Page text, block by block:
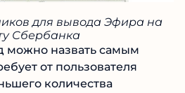
для вывода Эфира на
Сбербанка
можно назвать самым
от пользователя
количества